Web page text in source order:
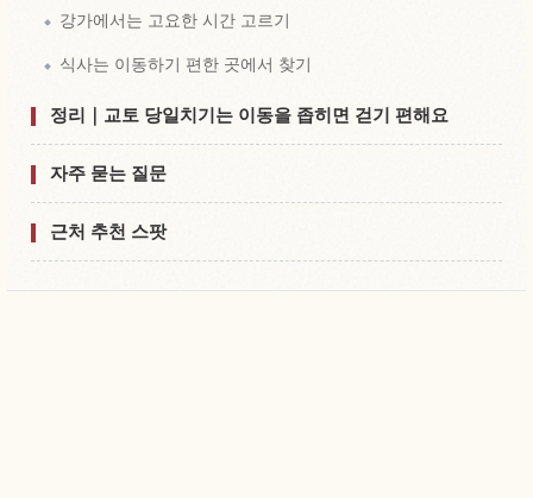
강가에서는 고요한 시간 고르기
식사는 이동하기 편한 곳에서 찾기
정리｜교토 당일치기는 이동을 좁히면 걷기 편해요
자주 묻는 질문
근처 추천 스팟